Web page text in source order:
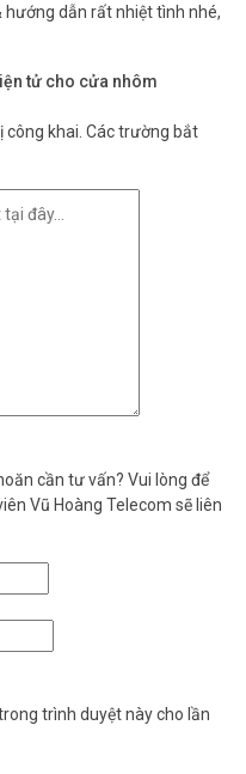
dẫn rất nhiệt tình nhé,
tử cho cửa nhôm
khai. Các trường bắt
cần tư vấn? Vui lòng để
Vũ Hoàng Telecom sẽ liên
trình duyệt này cho lần